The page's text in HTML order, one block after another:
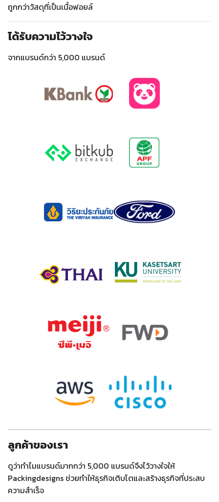
ถูกกว่าวัสดุที่เป็นเนื้อฟอยล์
ได้รับความไว้วางใจ
จากแบรนด์กว่า 5,000 แบรนด์
ลูกค้าของเรา
ดูว่าทำไมแบรนด์มากกว่า 5,000 แบรนด์จึงไว้วางใจให้
Packingdesigns ช่วยทำให้ธุรกิจเติบโตและสร้างธุรกิจที่ประสบ
ความสำเร็จ